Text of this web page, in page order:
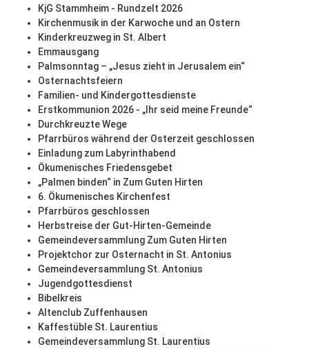
KjG Stammheim - Rundzelt 2026
Kirchenmusik in der Karwoche und an Ostern
Kinderkreuzweg in St. Albert
Emmausgang
Palmsonntag – „Jesus zieht in Jerusalem ein“
Osternachtsfeiern
Familien- und Kindergottesdienste
Erstkommunion 2026 - „Ihr seid meine Freunde“
Durchkreuzte Wege
Pfarrbüros während der Osterzeit geschlossen
Einladung zum Labyrinthabend
Ökumenisches Friedensgebet
„Palmen binden“ in Zum Guten Hirten
6. Ökumenisches Kirchenfest
Pfarrbüros geschlossen
Herbstreise der Gut-Hirten-Gemeinde
Gemeindeversammlung Zum Guten Hirten
Projektchor zur Osternacht in St. Antonius
Gemeindeversammlung St. Antonius
Jugendgottesdienst
Bibelkreis
Altenclub Zuffenhausen
Kaffestüble St. Laurentius
Gemeindeversammlung St. Laurentius